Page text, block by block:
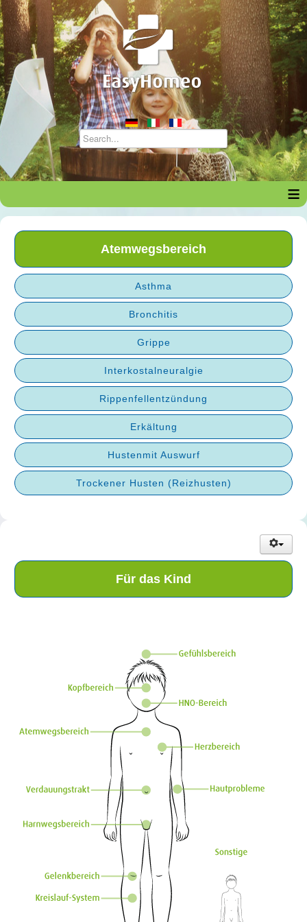
≡
Atemwegsbereich
Asthma
Bronchitis
Grippe
Interkostalneuralgie
Rippenfellentzündung
Erkältung
Hustenmit Auswurf
Trockener Husten (Reizhusten)
Für das Kind